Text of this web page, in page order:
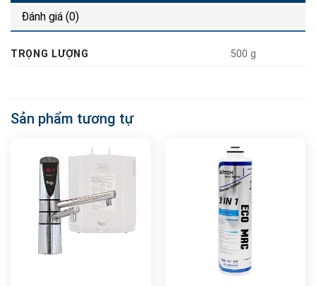
Đánh giá (0)
TRỌNG LƯỢNG 500 g
Sản phẩm tương tự